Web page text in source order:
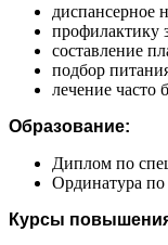
диспансерное
профилактику
составление
подбор
лечение часто
Образование:
Диплом по
Ординатура по
Курсы